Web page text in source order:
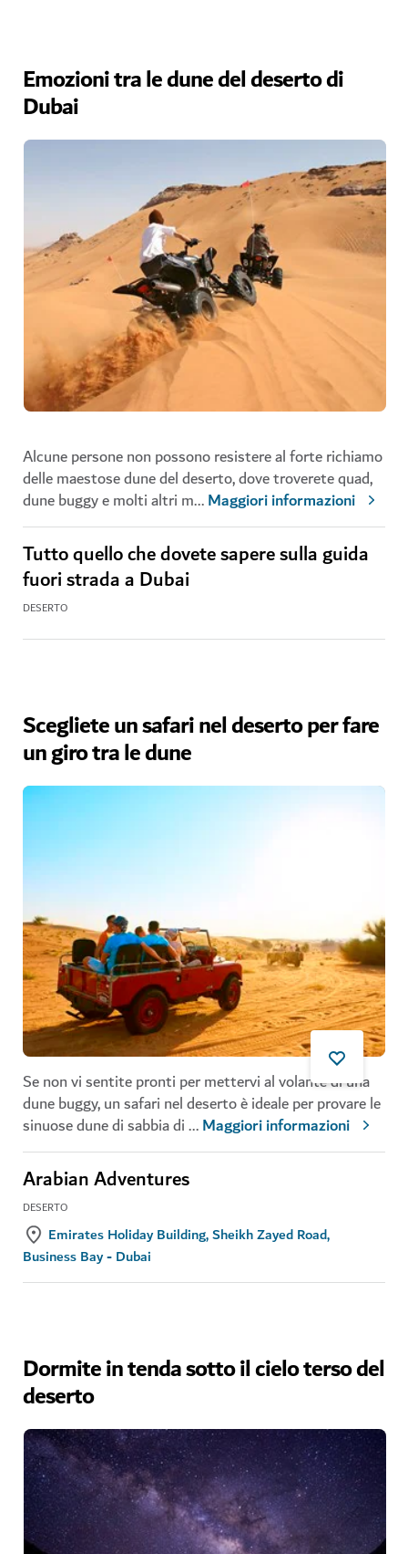
Emozioni tra le dune del deserto di
Dubai
Alcune persone non possono resistere al forte richiamo
delle maestose dune del deserto, dove troverete quad,
dune buggy e molti altri m...Maggiori informazioni
Tutto quello che dovete sapere sulla guida
fuori strada a Dubai
DESERTO
Scegliete un safari nel deserto per fare
un giro tra le dune
Se non vi sentite pronti per mettervi al volante di una
dune buggy, un safari nel deserto è ideale per provare le
sinuose dune di sabbia di...Maggiori informazioni
Arabian Adventures
DESERTO
Emirates Holiday Building, Sheikh Zayed Road,
Business Bay - Dubai
Dormite in tenda sotto il cielo terso del
deserto